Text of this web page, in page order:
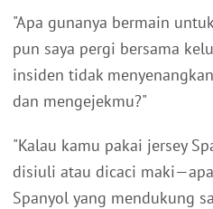
"Apa gunanya bermain
pun saya pergi bersama
insiden tidak
dan mengejekmu?"
"Kalau kamu pakai jersey
disiuli atau dicaci
Spanyol yang mendukung